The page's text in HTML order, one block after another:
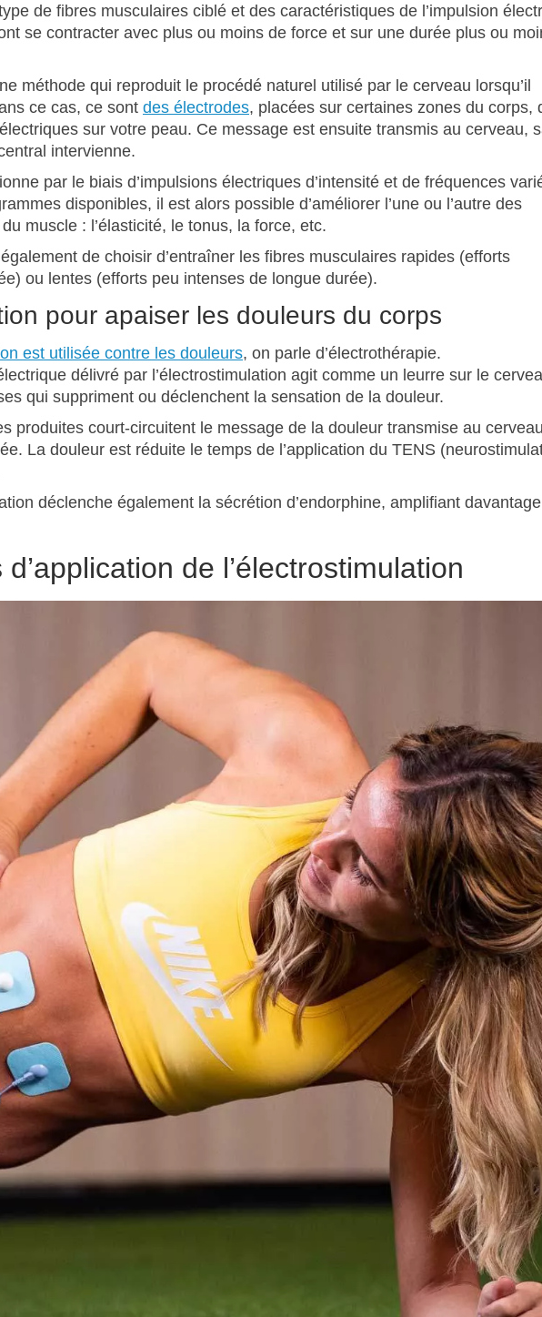
de fibres musculaires ciblé et des caractéristiques de l’impulsion
se contracter avec plus ou moins de force et sur une durée plus ou
méthode qui reproduit le procédé naturel utilisé par le cerveau lorsqu’il
ce cas, ce sont des électrodes, placées sur certaines zones du corps,
sur votre peau. Ce message est ensuite transmis au cerveau,
intervienne.
par le biais d’impulsions électriques d’intensité et de fréquences
disponibles, il est alors possible d’améliorer l’une ou l’autre des
muscle : l’élasticité, le tonus, la force, etc.
de choisir d’entraîner les fibres musculaires rapides (efforts
ou lentes (efforts peu intenses de longue durée).
pour apaiser les douleurs du corps
est utilisée contre les douleurs, on parle d’électrothérapie.
délivré par l’électrostimulation agit comme un leurre sur le
qui suppriment ou déclenchent la sensation de la douleur.
produites court-circuitent le message de la douleur transmise au
La douleur est réduite le temps de l’application du TENS
déclenche également la sécrétion d’endorphine, amplifiant
de l’électrostimulation